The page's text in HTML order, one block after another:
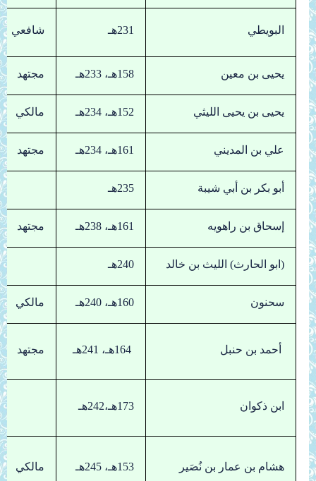
البويطي 231هـ شافعي
يحيى بن معين 158هـ، 233هـ مجتهد
يحيى بن يحيى الليثي 152هـ، 234هـ مالكي
علي بن المديني 161هـ، 234هـ مجتهد
أبو بكر بن أبي شيبة 235هـ
إسحاق بن راهويه 161هـ، 238هـ مجتهد
(ابو الحارث) الليث بن خالد 240هـ
سحنون 160هـ، 240هـ مالكي
أحمد بن حنبل 164هـ، 241هـ مجتهد
ابن ذكوان 173هـ،242هـ
هشام بن عمار بن نُصَير 153هـ، 245هـ مالكي